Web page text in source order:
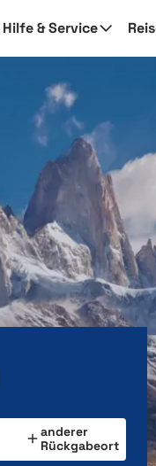
Hilfe & Service
anderer
Rückgabeort